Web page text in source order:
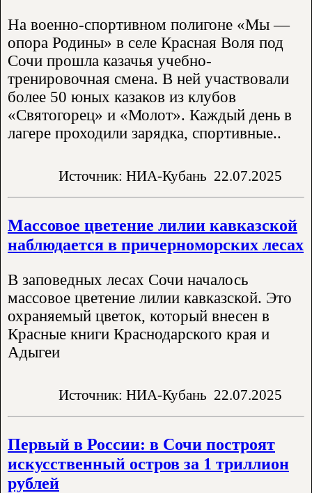
На военно-спортивном полигоне «Мы —
опора Родины» в селе Красная Воля под
Сочи прошла казачья учебно-
тренировочная смена. В ней участвовали
более 50 юных казаков из клубов
«Святогорец» и «Молот». Каждый день в
лагере проходили зарядка, спортивные..
Источник: НИА-Кубань 22.07.2025
Массовое цветение лилии кавказской
наблюдается в причерноморских лесах
В заповедных лесах Сочи началось
массовое цветение лилии кавказской. Это
охраняемый цветок, который внесен в
Красные книги Краснодарского края и
Адыгеи
Источник: НИА-Кубань 22.07.2025
Первый в России: в Сочи построят
искусственный остров за 1 триллион
рублей